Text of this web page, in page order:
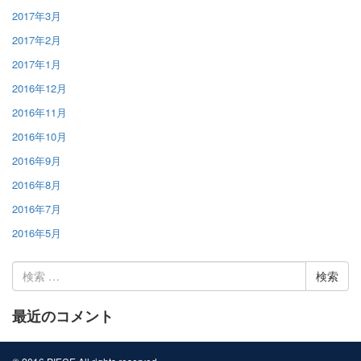
2017年3月
2017年2月
2017年1月
2016年12月
2016年11月
2016年10月
2016年9月
2016年8月
2016年7月
2016年5月
索:
最近のコメント